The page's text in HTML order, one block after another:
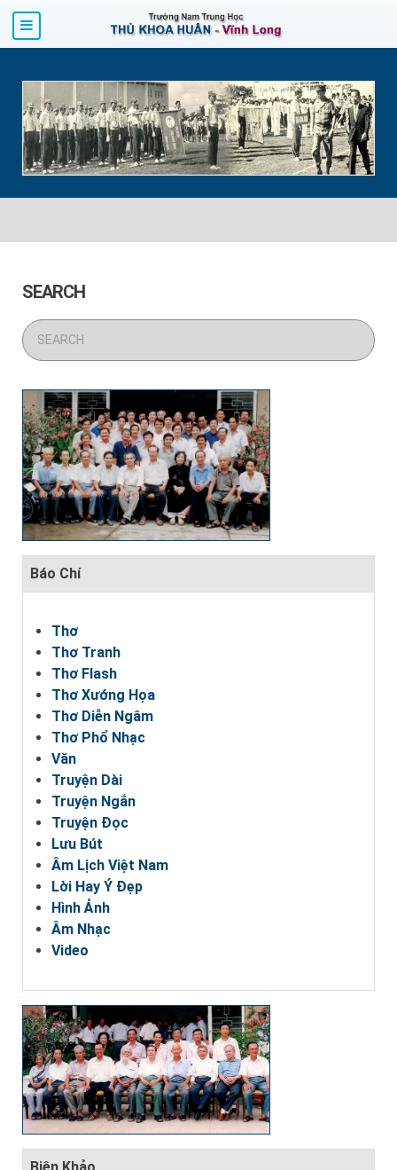
SEARCH
Báo Chí
Thơ
Thơ Tranh
Thơ Flash
Thơ Xướng Họa
Thơ Diễn Ngâm
Thơ Phổ Nhạc
Văn
Truyện Dài
Truyện Ngắn
Truyện Đọc
Lưu Bút
Âm Lịch Việt Nam
Lời Hay Ý Đẹp
Hình Ảnh
Âm Nhạc
Video
Biên Khảo